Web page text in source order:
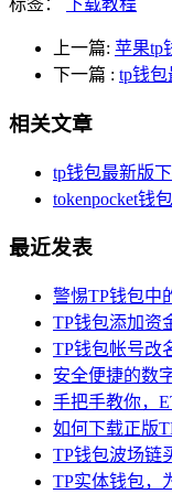
标签： 下载教程
上一篇: 苹果tp
下一篇 : tp钱
相关文章
tp钱包最新版
tokenpocket钱
最近发表
警惕TP钱包中
TP钱包添加资
TP钱包帐号改
安全便捷的数
手把手教你，
如何下载正版
TP钱包波场链
TP实体钱包，